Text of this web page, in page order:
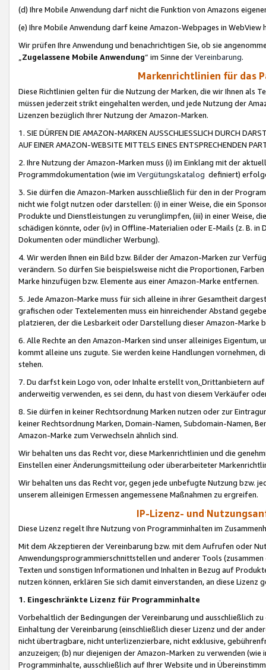
(d) Ihre Mobile Anwendung darf nicht die Funktion von Amazons
(e) Ihre Mobile Anwendung darf keine Amazon-Webpages in WebView
Wir prüfen Ihre Anwendung und benachrichtigen Sie, ob sie
„Zugelassene Mobile Anwendung“ im Sinne derVereinbarung.
Markenrichtlinien für das
Diese Richtlinien gelten für die Nutzung der Marken, die wir Ihnen als
müssen jederzeit strikt eingehalten werden, und jede Nutzung der
Lizenzen bezüglich Ihrer Nutzung der Amazon-Marken.
1. SIE DÜRFEN DIE AMAZON-MARKEN AUSSCHLIESSLICH DURCH
AUF EINER AMAZON-WEBSITE MITTELS EINES ENTSPRECHENDEN
2. Ihre Nutzung der Amazon-Marken muss (i) im Einklang mit der
Programmdokumentation (wie im Vergütungskatalog definiert)
3. Sie dürfen die Amazon-Marken ausschließlich für den in der
nicht wie folgt nutzen oder darstellen: (i) in einer Weise, die ein
Produkte und Dienstleistungen zu verunglimpfen, (iii) in einer Weise,
schädigen könnte, oder (iv) in Offline-Materialien oder E-Mails (z. B. in
Dokumenten oder mündlicher Werbung).
4. Wir werden Ihnen ein Bild bzw. Bilder der Amazon-Marken zur
verändern. So dürfen Sie beispielsweise nicht die Proportionen,
Marke hinzufügen bzw. Elemente aus einer Amazon-Marke entfernen.
5. Jede Amazon-Marke muss für sich alleine in ihrer Gesamtheit
grafischen oder Textelementen muss ein hinreichender Abstand
platzieren, der die Lesbarkeit oder Darstellung dieser Amazon-Marke
6. Alle Rechte an den Amazon-Marken sind unser alleiniges
kommt alleine uns zugute. Sie werden keine Handlungen vornehmen,
stehen.
7. Du darfst kein Logo von, oder Inhalte erstellt von,Drittanbietern auf
anderweitig verwenden, es sei denn, du hast von diesem Verkäufer
8. Sie dürfen in keiner Rechtsordnung Marken nutzen oder zur
keiner Rechtsordnung Marken, Domain-Namen, Subdomain-Namen,
Amazon-Marke zum Verwechseln ähnlich sind.
Wir behalten uns das Recht vor, diese Markenrichtlinien und die
Einstellen einer Änderungsmitteilung oder überarbeiteter
Wir behalten uns das Recht vor, gegen jede unbefugte Nutzung bzw.
unserem alleinigen Ermessen angemessene Maßnahmen zu ergreifen.
IP-Lizenz- und
Diese Lizenz regelt Ihre Nutzung von Programminhalten im
Mit dem Akzeptieren der Vereinbarung bzw. mit dem Aufrufen oder
Anwendungsprogrammierschnittstellen und anderer Tools (zusammen
Texten und sonstigen Informationen und Inhalten in Bezug auf
nutzen können, erklären Sie sich damit einverstanden, an diese Lizenz
1. Eingeschränkte Lizenz für Programminhalte
Vorbehaltlich der Bedingungen der Vereinbarung und ausschließlich
Einhaltung der Vereinbarung (einschließlich dieser Lizenz und der
nicht übertragbare, nicht unterlizenzierbare, nicht exklusive,
anzuzeigen; (b) nur diejenigen der Amazon-Marken zu verwenden
Programminhalte, ausschließlich auf Ihrer Website und in